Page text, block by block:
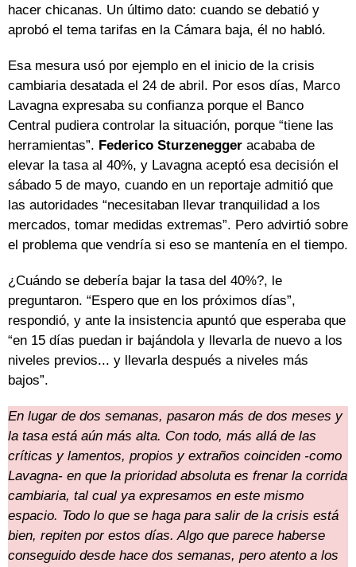
hacer chicanas. Un último dato: cuando se debatió y
aprobó el tema tarifas en la Cámara baja, él no habló.
Esa mesura usó por ejemplo en el inicio de la crisis
cambiaria desatada el 24 de abril. Por esos días, Marco
Lavagna expresaba su confianza porque el Banco
Central pudiera controlar la situación, porque “tiene las
herramientas”. Federico Sturzenegger acababa de
elevar la tasa al 40%, y Lavagna aceptó esa decisión el
sábado 5 de mayo, cuando en un reportaje admitió que
las autoridades “necesitaban llevar tranquilidad a los
mercados, tomar medidas extremas”. Pero advirtió sobre
el problema que vendría si eso se mantenía en el tiempo.
¿Cuándo se debería bajar la tasa del 40%?, le
preguntaron. “Espero que en los próximos días”,
respondió, y ante la insistencia apuntó que esperaba que
“en 15 días puedan ir bajándola y llevarla de nuevo a los
niveles previos... y llevarla después a niveles más
bajos”.
En lugar de dos semanas, pasaron más de dos meses y
la tasa está aún más alta. Con todo, más allá de las
críticas y lamentos, propios y extraños coinciden -como
Lavagna- en que la prioridad absoluta es frenar la corrida
cambiaria, tal cual ya expresamos en este mismo
espacio. Todo lo que se haga para salir de la crisis está
bien, repiten por estos días. Algo que parece haberse
conseguido desde hace dos semanas, pero atento a los